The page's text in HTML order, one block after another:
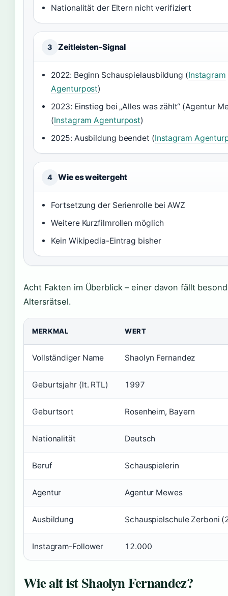
Nationalität der Eltern nicht verifiziert
3 Zeitleisten-Signal
2022: Beginn Schauspielausbildung (Instagram
Agenturpost)
2023: Einstieg bei „Alles was zählt“ (Agentur
(Instagram Agenturpost)
2025: Ausbildung beendet (Instagram
4 Wie es weitergeht
Fortsetzung der Serienrolle bei AWZ
Weitere Kurzfilmrollen möglich
Kein Wikipedia-Eintrag bisher
Acht Fakten im Überblick – einer davon fällt
Altersrätsel.
MERKMAL WERT
Vollständiger Name Shaolyn Fernandez
Geburtsjahr (lt. RTL) 1997
Geburtsort Rosenheim, Bayern
Nationalität Deutsch
Beruf Schauspielerin
Agentur Agentur Mewes
Ausbildung Schauspielschule Zerboni
Instagram-Follower 12.000
Wie alt ist Shaolyn Fernandez?